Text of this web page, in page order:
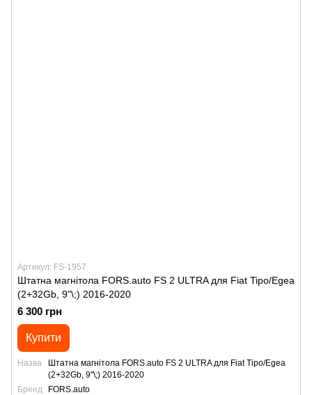
Артикул: FS-1957
Штатна магнітола FORS.auto FS 2 ULTRA для Fiat Tipo/Egea
(2+32Gb, 9"\;) 2016-2020
6 300 грн
Купити
Назва
Штатна магнітола FORS.auto FS 2 ULTRA для Fiat Tipo/Egea
(2+32Gb, 9"\;) 2016-2020
Бренд
FORS.auto